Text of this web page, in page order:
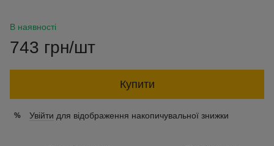
В наявності
743 грн/шт
Купити
% Увійти для відображення накопичувальної знижки